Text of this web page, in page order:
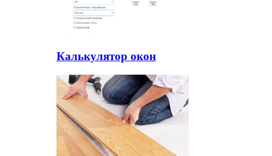
Калькулятор окон